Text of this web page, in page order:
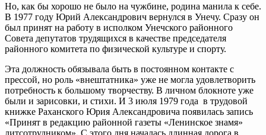
Но, как бы хорошо не было на чужбине, родина манила к себе.
В 1977 году Юрий Александрович вернулся в Унечу. Сразу он
был принят на работу в исполком Унечского районного
Совета депутатов трудящихся в качестве председателя
районного комитета по физической культуре и спорту.
Эта должность обязывала быть в постоянном контакте с
прессой, но роль «внештатника» уже не могла удовлетворить
потребность к большому творчеству. В личном блокноте уже
были и зарисовки, и стихи. И 3 июля 1979 года в трудовой
книжке Раханского Юрия Александровича появилась запись
«Принят в редакцию районной газеты «Ленинское знамя»
литсотрудником». С этого дня началась длинная дорога в